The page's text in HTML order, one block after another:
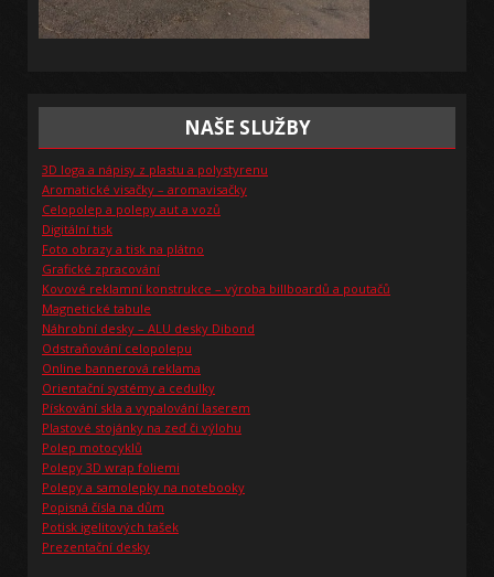
NAŠE SLUŽBY
3D loga a nápisy z plastu a polystyrenu
Aromatické visačky – aromavisačky
Celopolep a polepy aut a vozů
Digitální tisk
Foto obrazy a tisk na plátno
Grafické zpracování
Kovové reklamní konstrukce – výroba billboardů a poutačů
Magnetické tabule
Náhrobní desky – ALU desky Dibond
Odstraňování celopolepu
Online bannerová reklama
Orientační systémy a cedulky
Pískování skla a vypalování laserem
Plastové stojánky na zeď či výlohu
Polep motocyklů
Polepy 3D wrap foliemi
Polepy a samolepky na notebooky
Popisná čísla na dům
Potisk igelitových tašek
Prezentační desky